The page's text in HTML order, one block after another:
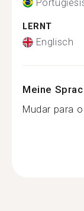
LERNT
Englisch
Meine
Mudar para